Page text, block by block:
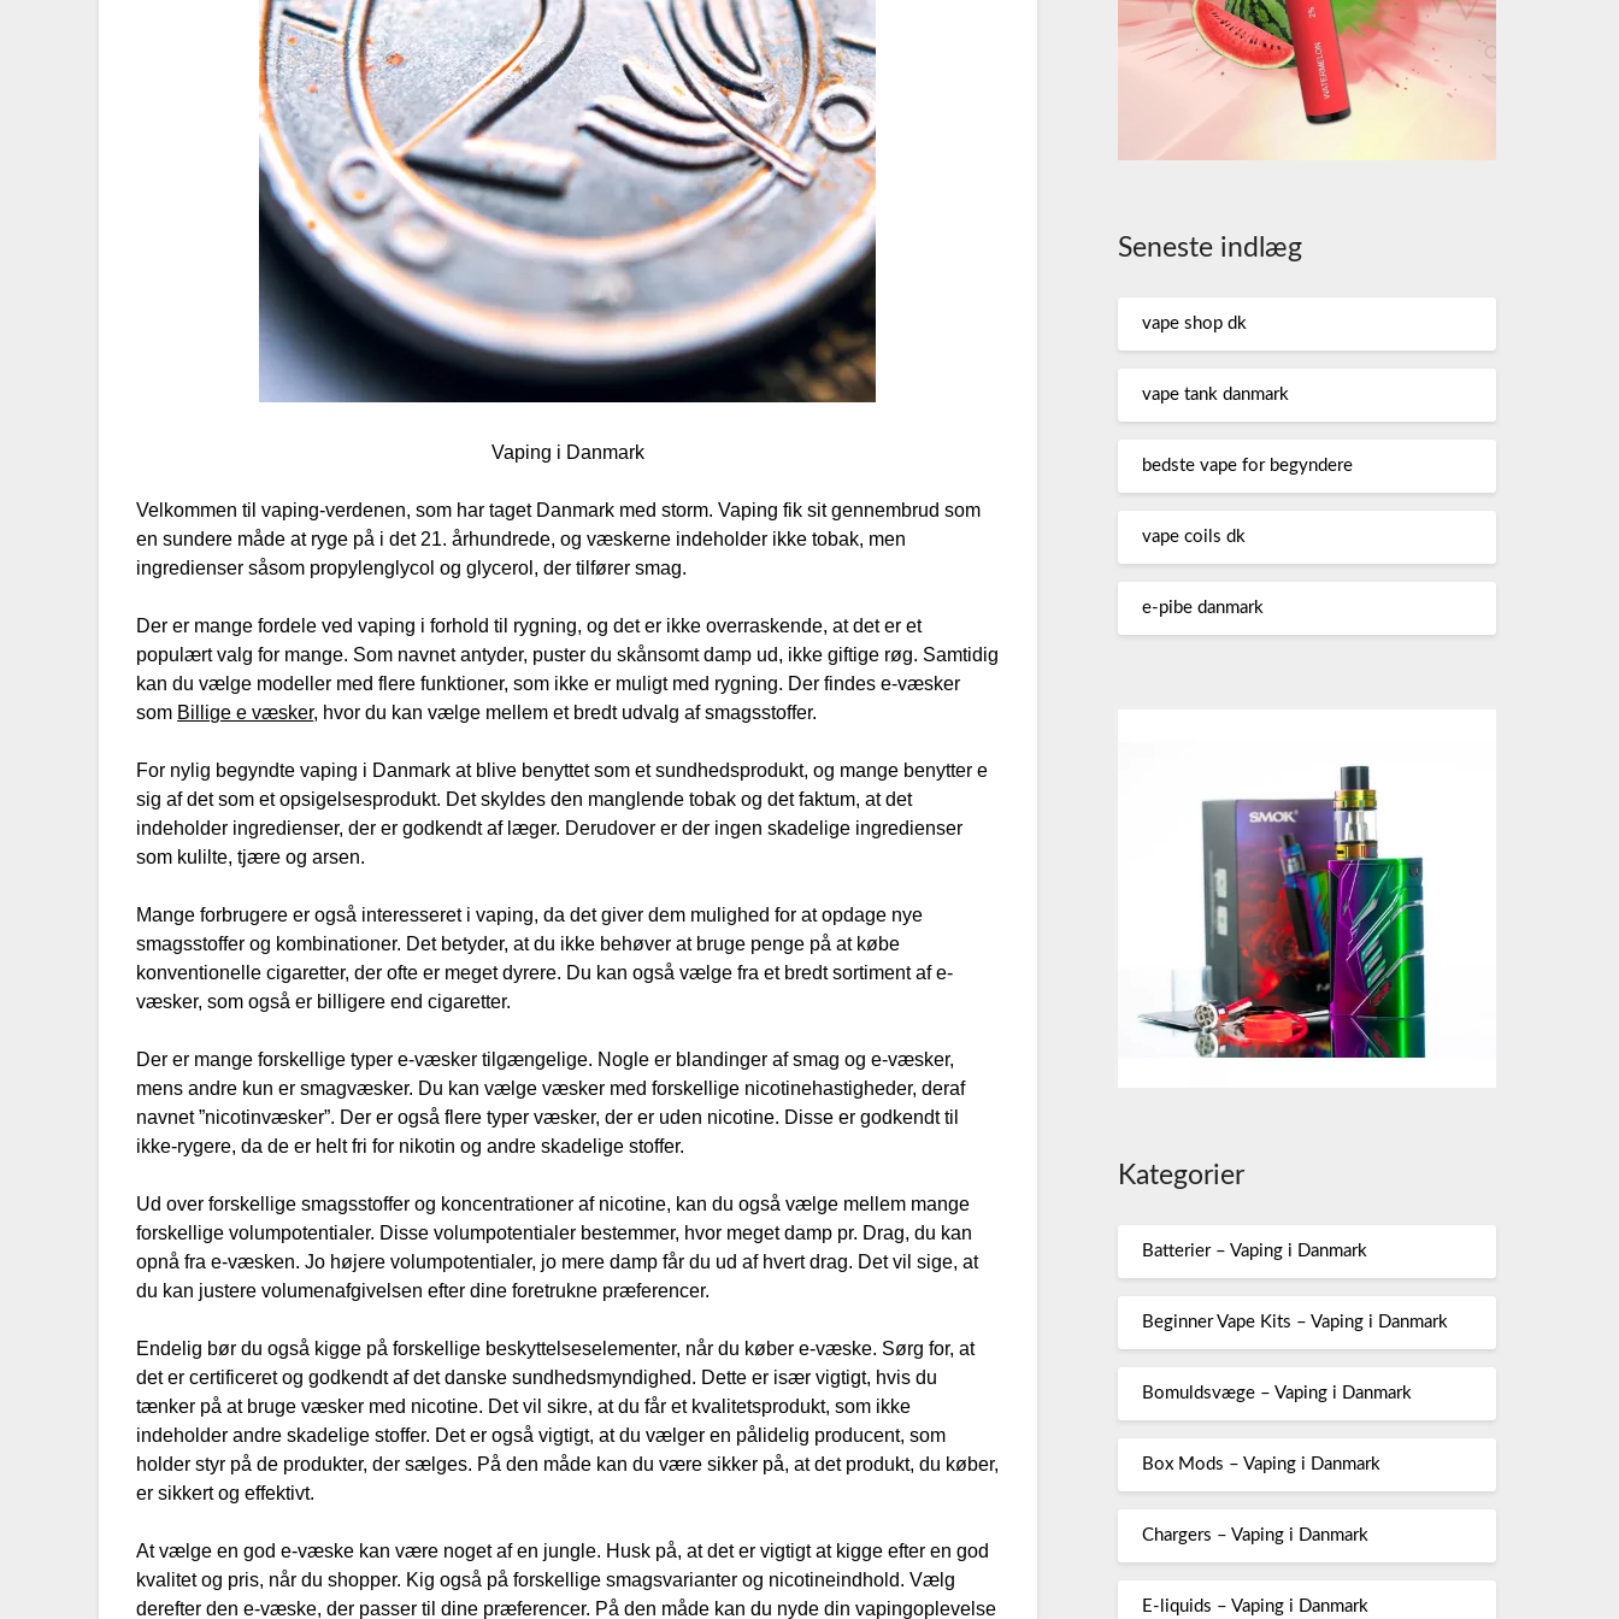
Vaping i Danmark
Velkommen til vaping-verdenen, som har taget Danmark med storm. Vaping fik sit gennembrud som
en sundere måde at ryge på i det 21. århundrede, og væskerne indeholder ikke tobak, men
ingredienser såsom propylenglycol og glycerol, der tilfører smag.
Der er mange fordele ved vaping i forhold til rygning, og det er ikke overraskende, at det er et
populært valg for mange. Som navnet antyder, puster du skånsomt damp ud, ikke giftige røg. Samtidig
kan du vælge modeller med flere funktioner, som ikke er muligt med rygning. Der findes e-væsker
som Billige e væsker, hvor du kan vælge mellem et bredt udvalg af smagsstoffer.
For nylig begyndte vaping i Danmark at blive benyttet som et sundhedsprodukt, og mange benytter e
sig af det som et opsigelsesprodukt. Det skyldes den manglende tobak og det faktum, at det
indeholder ingredienser, der er godkendt af læger. Derudover er der ingen skadelige ingredienser
som kulilte, tjære og arsen.
Mange forbrugere er også interesseret i vaping, da det giver dem mulighed for at opdage nye
smagsstoffer og kombinationer. Det betyder, at du ikke behøver at bruge penge på at købe
konventionelle cigaretter, der ofte er meget dyrere. Du kan også vælge fra et bredt sortiment af e-
væsker, som også er billigere end cigaretter.
Der er mange forskellige typer e-væsker tilgængelige. Nogle er blandinger af smag og e-væsker,
mens andre kun er smagvæsker. Du kan vælge væsker med forskellige nicotinehastigheder, deraf
navnet ”nicotinvæsker”. Der er også flere typer væsker, der er uden nicotine. Disse er godkendt til
ikke-rygere, da de er helt fri for nikotin og andre skadelige stoffer.
Ud over forskellige smagsstoffer og koncentrationer af nicotine, kan du også vælge mellem mange
forskellige volumpotentialer. Disse volumpotentialer bestemmer, hvor meget damp pr. Drag, du kan
opnå fra e-væsken. Jo højere volumpotentialer, jo mere damp får du ud af hvert drag. Det vil sige, at
du kan justere volumenafgivelsen efter dine foretrukne præferencer.
Endelig bør du også kigge på forskellige beskyttelseselementer, når du køber e-væske. Sørg for, at
det er certificeret og godkendt af det danske sundhedsmyndighed. Dette er især vigtigt, hvis du
tænker på at bruge væsker med nicotine. Det vil sikre, at du får et kvalitetsprodukt, som ikke
indeholder andre skadelige stoffer. Det er også vigtigt, at du vælger en pålidelig producent, som
holder styr på de produkter, der sælges. På den måde kan du være sikker på, at det produkt, du køber,
er sikkert og effektivt.
At vælge en god e-væske kan være noget af en jungle. Husk på, at det er vigtigt at kigge efter en god
kvalitet og pris, når du shopper. Kig også på forskellige smagsvarianter og nicotineindhold. Vælg
derefter den e-væske, der passer til dine præferencer. På den måde kan du nyde din vapingoplevelse
Seneste indlæg
vape shop dk
vape tank danmark
bedste vape for begyndere
vape coils dk
e-pibe danmark
Kategorier
Batterier – Vaping i Danmark
Beginner Vape Kits – Vaping i Danmark
Bomuldsvæge – Vaping i Danmark
Box Mods – Vaping i Danmark
Chargers – Vaping i Danmark
E-liquids – Vaping i Danmark